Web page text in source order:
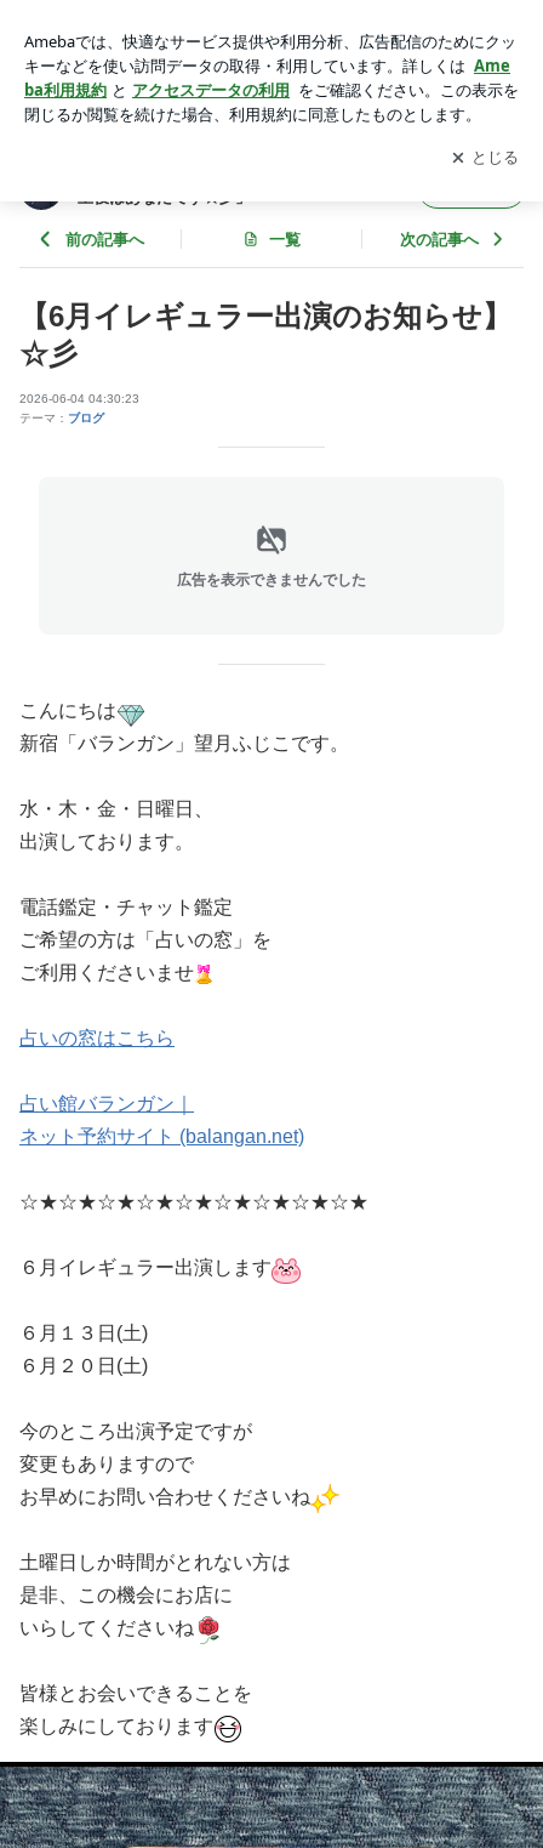
ガン@望月ふじこ「人生の主役はあなたです☆彡」
アプリをダウンロードして ブログの更新通知
を受け取りまし
ょう。
開く
主役はあなたです☆彡」
前の記事へ 一覧 次の記事へ
【6月イレギュラー出演のお知らせ】
☆彡
2026-06-04 04:30:23
テーマ： ブログ
広告を表示できませんでした
こんにちは
新宿「バラ ンガン」 望月ふじこです。
水・木・金・日曜日、
出演しております。
電話鑑定・チャット鑑定
ご希望の方は「占いの窓」を
ご利用くださいませ
占いの窓はこちら
占い館バランガン｜
ネット予約サイト (balangan.net)
☆★☆★☆★☆★☆★☆★☆★☆★☆★
６月イレギュラー出演します
６月１３日(土)
６月２０日(土)
今のところ出演予定ですが
変更もありますので
お早めにお問い合わせくださいね
土曜日しか時間がとれない方は
是非、この機会にお店に
いらしてくださいね
皆様とお会いできることを
楽しみにしております